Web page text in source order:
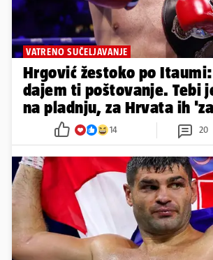
VATRENO SUČELJAVANJE
Hrgović žestoko po
dajem ti poštovanje. Tebi
na pladnju, za Hrvata ih
14 20